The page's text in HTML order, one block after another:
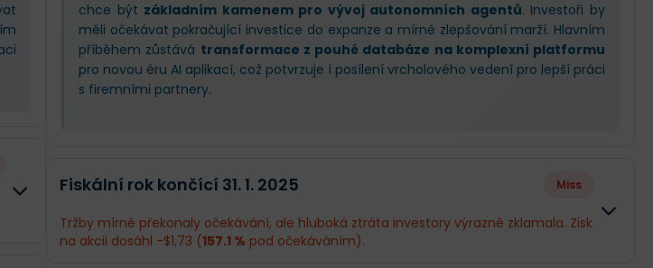
chce být základním kamenem pro vývoj autonomních agentů. Investoři by
měli očekávat pokračující investice do expanze a mírné zlepšování marží. Hlavním
příběhem zůstává transformace z pouhé databáze na komplexní platformu
pro novou éru AI aplikací, což potvrzuje i posílení vrcholového vedení pro lepší práci
s firemními partnery.
Fiskální rok končící 31. 1. 2025 Miss
Tržby mírně překonaly očekávání, ale hluboká ztráta investory výrazně zklamala. Zisk
na akcii dosáhl -$1,73 (157.1 % pod očekáváním).